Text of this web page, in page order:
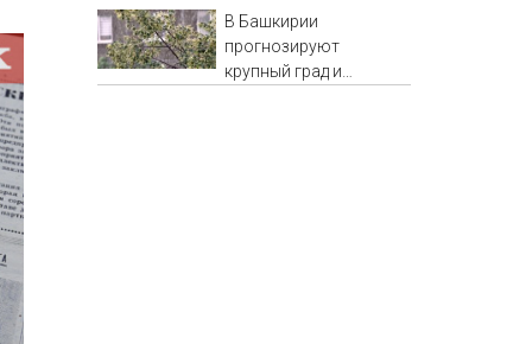
его кости и органы
В Башкирии
прогнозируют
крупный град и